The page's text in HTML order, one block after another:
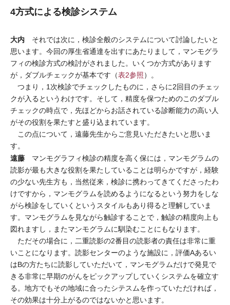
4方式による検診システム
大内 それでは次に，検診全般のシステムについて討論したいと
思います。今回の厚生省通達を出すにあたりまして，マンモグラ
フィの検診方式の検討がされました。いくつか方式があります
が，ダブルチェックが基本です（表2参照）。
つまり，1次検診でチェックしたものに，さらに2回目のチェッ
クが入るというわけです。そして，精度を保つためのこのダブル
チェックの時点で，先ほどからお話されている診断能力の高い人
がその役割を果たすと盛り込まれています。
この点について，遠藤先生からご意見いただきたいと思いま
す。
遠藤 マンモグラフィ検診の精度を高く保には，マンモグラムの
読影が最も大きな役割を果たしていることは明らかですが，経験
の少ない先生方も，当然従来，検診に携わってきてくださったわ
けですから，マンモグラムを読めるようになるという努力をしな
がら検診をしていくというスタイルもあり得ると理解していま
す。マンモグラムを見ながら触診することで，触診の精度向上も
図れますし，またマンモグラムに馴染むことにもなります。
ただその場合に，二重読影の2番目の読影者の責任は非常に重
いことになります。読影センターのような施設に，評価Aあるい
はBの方たちに読影していただいて，マンモグラムだけで発見で
きる非常に早期のがんをピックアップしていくシステムを確立す
る。地方でもその地域に合ったシテスムを作っていただければ，
その効果は十分上がるのではないかと思います。